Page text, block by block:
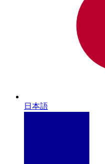
日本語